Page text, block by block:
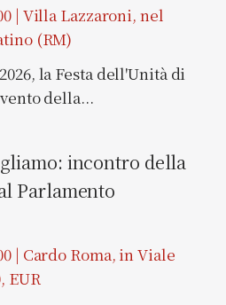
| Villa Lazzaroni, nel
(RM)
la Festa dell'Unità di
della...
incontro della
Parlamento
| Cardo Roma, in Viale
EUR